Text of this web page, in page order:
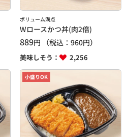
ボリューム満点
Wロースかつ丼(肉2倍)
889円 （税込：960円）
美味しそう： 2,256
小盛りOK